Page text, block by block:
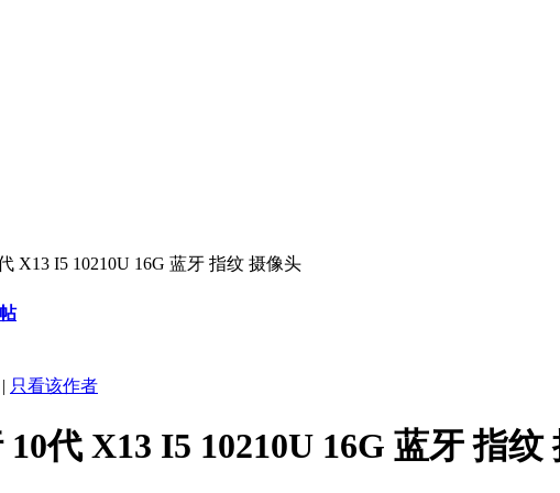
X13 I5 10210U 16G 蓝牙 指纹 摄像头
| 只看该作者
代 X13 I5 10210U 16G 蓝牙 指纹